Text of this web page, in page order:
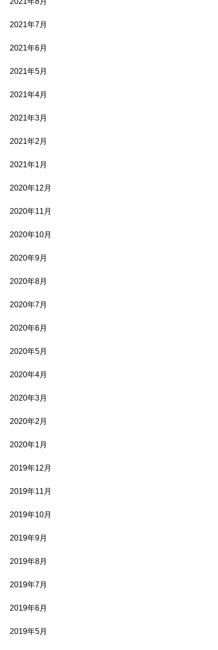
2021年7月
2021年6月
2021年5月
2021年4月
2021年3月
2021年2月
2021年1月
2020年12月
2020年11月
2020年10月
2020年9月
2020年8月
2020年7月
2020年6月
2020年5月
2020年4月
2020年3月
2020年2月
2020年1月
2019年12月
2019年11月
2019年10月
2019年9月
2019年8月
2019年7月
2019年6月
2019年5月